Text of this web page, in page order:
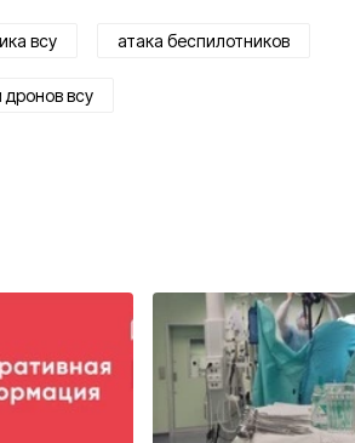
всу атака беспилотников
дронов всу